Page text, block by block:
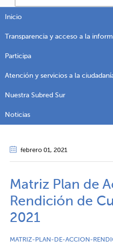
Inicio
Transparencia y acceso a la
Participa
Atención y servicios a la
Nuestra Subred Sur
Noticias
febrero 01, 2021
Matriz Plan de
Rendición de
2021
MATRIZ-PLAN-DE-ACCION-